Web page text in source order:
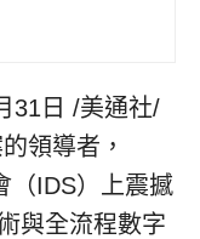
31日 /美通社/
領導者，
（IDS）上震撼
與全流程數字